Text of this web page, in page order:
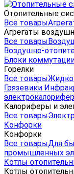
Отопительные
Все товары
Агрегаты
Все товары
Воздушно-
Блоки
Горелки
Все товары
Грязевики
Калориферы и
Все товары
Конфорки
Конфорки
Все товарыДля
промышленных
Котлы
Котлы